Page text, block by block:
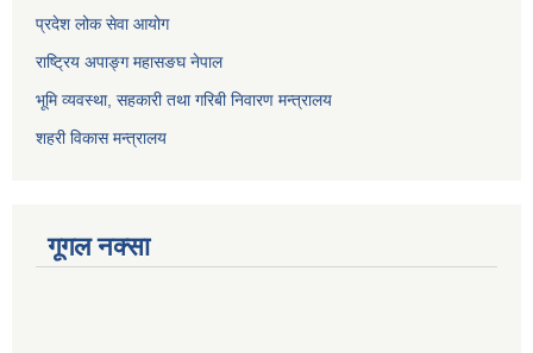
प्रदेश लोक सेवा आयोग
राष्ट्रिय अपाङ्ग महासङघ नेपाल
भूमि व्यवस्था, सहकारी तथा गरिबी निवारण मन्त्रालय
शहरी विकास मन्त्रालय
गूगल नक्सा